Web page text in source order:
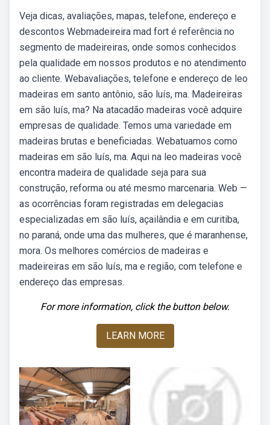
Veja dicas, avaliações, mapas, telefone, endereço e
descontos Webmadeireira mad fort é referência no
segmento de madeireiras, onde somos conhecidos
pela qualidade em nossos produtos e no atendimento
ao cliente. Webavaliações, telefone e endereço de leo
madeiras em santo antônio, são luís, ma. Madeireiras
em são luís, ma? Na atacadão madeiras você adquire
empresas de qualidade. Temos uma variedade em
madeiras brutas e beneficiadas. Webatuamos como
madeiras em são luís, ma. Aqui na leo madeiras você
encontra madeira de qualidade seja para sua
construção, reforma ou até mesmo marcenaria. Web —
as ocorrências foram registradas em delegacias
especializadas em são luís, açailândia e em curitiba,
no paraná, onde uma das mulheres, que é maranhense,
mora. Os melhores comércios de madeiras e
madeireiras em são luís, ma e região, com telefone e
endereço das empresas.
For more information, click the button below.
LEARN MORE